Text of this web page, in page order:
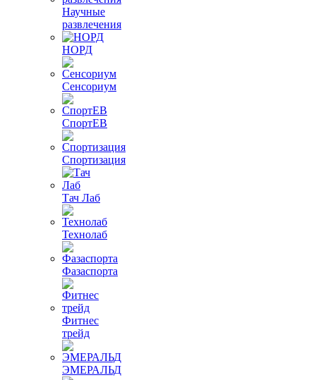
Научные
развлечения
НОРД
Сенсориум
СпортЕВ
Спортизация
Тач Лаб
Технолаб
Фазаспорта
Фитнес
трейд
ЭМЕРАЛЬД